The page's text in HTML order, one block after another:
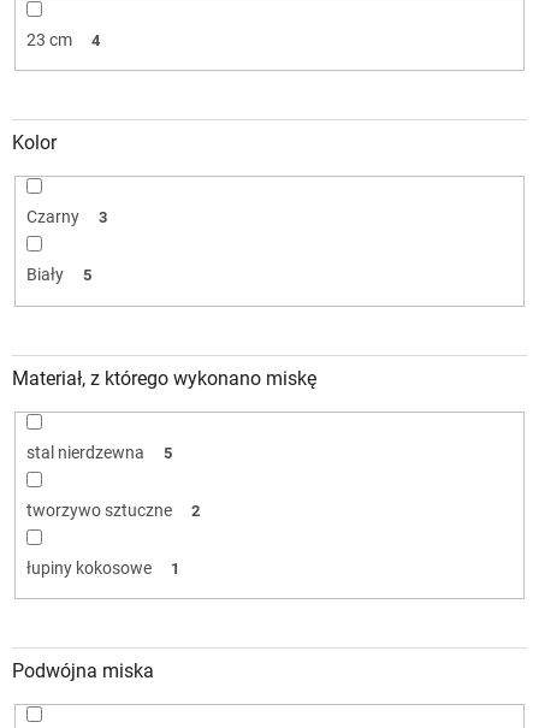
23 cm 4
Kolor
Czarny 3
Biały 5
Materiał, z którego wykonano miskę
stal nierdzewna 5
tworzywo sztuczne 2
łupiny kokosowe 1
Podwójna miska